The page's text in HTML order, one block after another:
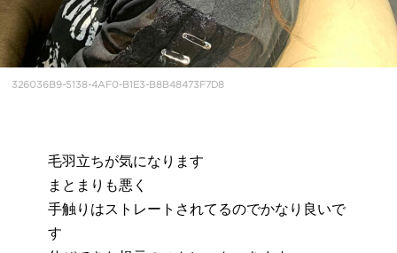
326036B9-5138-4AF0-B1E3-B8B48473F7D8
毛羽立ちが気になります
まとまりも悪く
手触りはストレートされてるのでかなり良いで
す